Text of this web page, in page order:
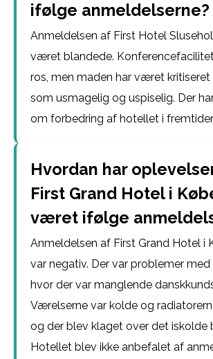
ifølge anmeldelserne?
Anmeldelsen af First Hotel
været blandede.
ros, men maden har været
som usmagelig og uspiselig. Der
om forbedring af hotellet i
Hvordan har
First Grand Hotel i
været ifølge
Anmeldelsen af First Grand Hotel i
var negativ. Der var problemer
hvor der var manglende
Værelserne var kolde og
og der blev klaget over det iskolde
Hotellet blev ikke anbefalet af